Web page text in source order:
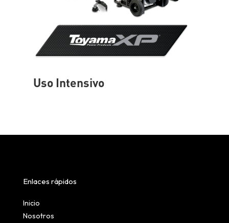
Uso Intensivo
Enlaces rápidos
Inicio
Nosotros